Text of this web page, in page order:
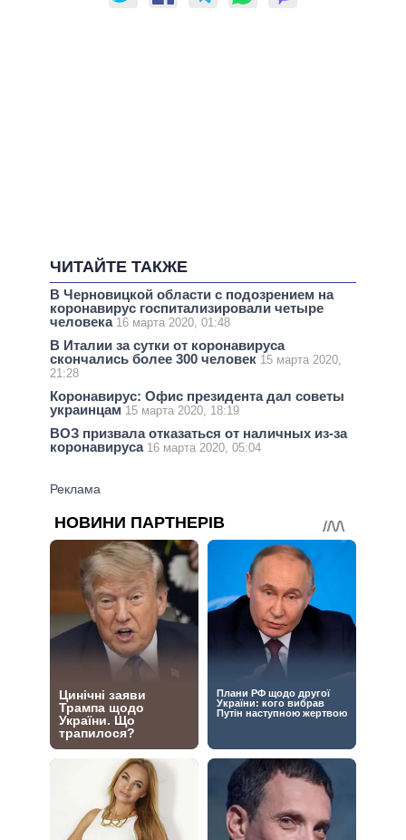
ЧИТАЙТЕ ТАКЖЕ
В Черновицкой области с подозрением на
коронавирус госпитализировали четыре
человека 16 марта 2020, 01:48
В Италии за сутки от коронавируса
скончались более 300 человек 15 марта 2020,
21:28
Коронавирус: Офис президента дал советы
украинцам 15 марта 2020, 18:19
ВОЗ призвала отказаться от наличных из-за
коронавируса 16 марта 2020, 05:04